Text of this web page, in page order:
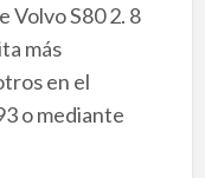
Volvo S80 2. 8
más
en el
o mediante